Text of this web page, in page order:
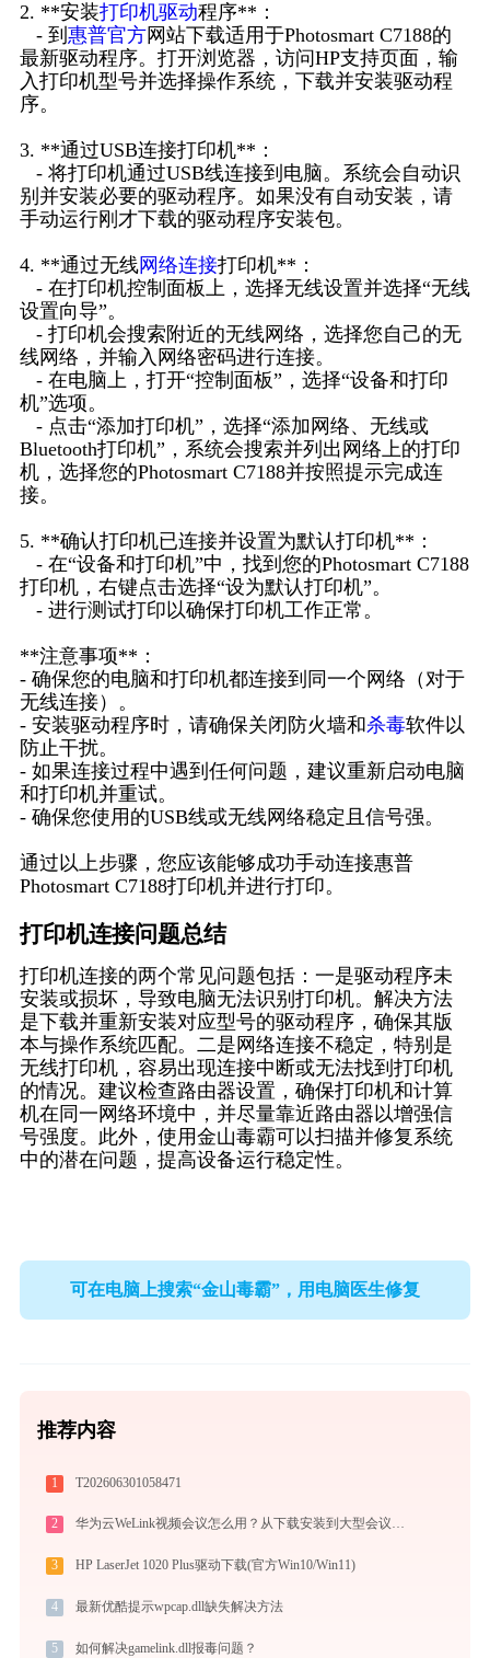
2. **安装打印机驱动程序**：
- 到 惠普官方网站下载适用于Photosmart C7188的
最新驱动程序。打开浏览器，访问HP支持页面，输
入打印机型号并选择操作系统，下载并安装驱动程
序。
3. **通过USB连接打印机**：
- 将打印机通过USB线连接到电脑。系统会自动识
别并安装必要的驱动程序。如果没有自动安装，请
手动运行刚才下载的驱动程序安装包。
4. **通过无线网络连接打印机**：
- 在打印机控制面板上，选择无线设置并选择“无线
设置向导”。
- 打印机会搜索附近的无线网络，选择您自己的无
线网络，并输入网络密码进行连接。
- 在电脑上，打开“控制面板”，选择“设备和打印
机”选项。
- 点击“添加打印机”，选择“添加网络、无线或
Bluetooth打印机”，系统会搜索并列出网络上的打印
机，选择您的Photosmart C7188并按照提示完成连
接。
5. **确认打印机已连接并设置为默认打印机**：
- 在“设备和打印机”中，找到您的Photosmart C7188
打印机，右键点击选择“设为默认打印机”。
- 进行测试打印以确保打印机工作正常。
**注意事项**：
- 确保您的电脑和打印机都连接到同一个网络（对于
无线连接）。
- 安装驱动程序时，请确保关闭防火墙和杀毒软件以
防止干扰。
- 如果连接过程中遇到任何问题，建议重新启动电脑
和打印机并重试。
- 确保您使用的USB线或无线网络稳定且信号强。
通过以上步骤，您应该能够成功手动连接惠普
Photosmart C7188打印机并进行打印。
打印机连接问题总结
打印机连接的两个常见问题包括：一是驱动程序未
安装或损坏，导致电脑无法识别打印机。解决方法
是下载并重新安装对应型号的驱动程序，确保其版
本与操作系统匹配。二是网络连接不稳定，特别是
无线打印机，容易出现连接中断或无法找到打印机
的情况。建议检查路由器设置，确保打印机和计算
机在同一网络环境中，并尽量靠近路由器以增强信
号强度。此外，使用金山毒霸可以扫描并修复系统
中的潜在问题，提高设备运行稳定性。
可在电脑上搜索“金山毒霸”，用电脑医生修复
推荐内容
1 T202606301058471
2 华为云WeLink视频会议怎么用？从下载安装到大型会议主持的全流程指南
3 HP LaserJet 1020 Plus驱动下载(官方Win10/Win11)
4 最新优酷提示wpcap.dll缺失解决方法
5 如何解决gamelink.dll报毒问题？